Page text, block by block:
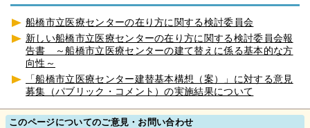
船橋市立医療センターの在り方に関する検討委員会
新しい船橋市立医療センターの在り方に関する検討委員会報
告書 ～船橋市立医療センターの建て替えに係る基本的な方
向性～
「船橋市立医療センター建替基本構想（案）」に対する意見
募集（パブリック・コメント）の実施結果について
このページについてのご意見・お問い合わせ